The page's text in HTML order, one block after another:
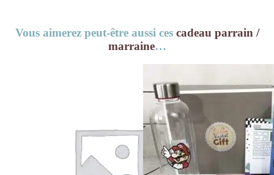
Vous aimerez peut-être aussi ces cadeau parrain /
marraine…